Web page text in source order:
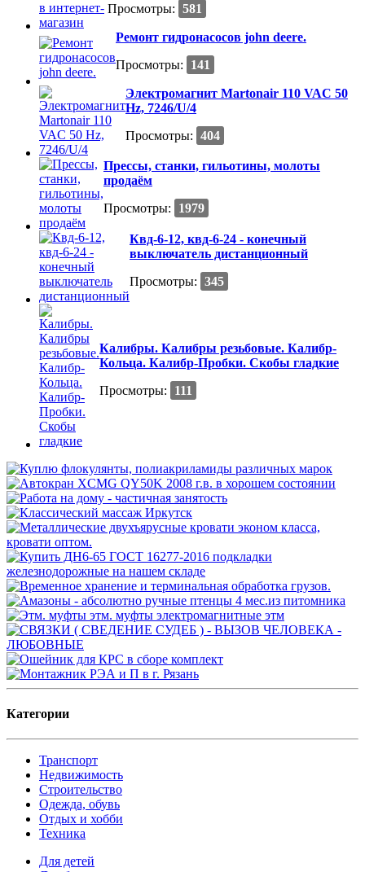
Просмотры: 581
Ремонт гидронасосов john deere.
Просмотры:
141
Электромагнит Martonair 110 VAC 50
Hz, 7246/U/4
Просмотры: 404
Прессы, станки, гильотины, молоты
продаём
Просмотры:
1979
Квд-6-12, квд-6-24 - конечный
выключатель дистанционный
Просмотры: 345
Калибры. Калибры резьбовые. Калибр-
Кольца. Калибр-Пробки. Скобы гладкие
Просмотры:
111
Категории
Транспорт
Недвижимость
Строительство
Одежда, обувь
Отдых и хобби
Техника
Для детей